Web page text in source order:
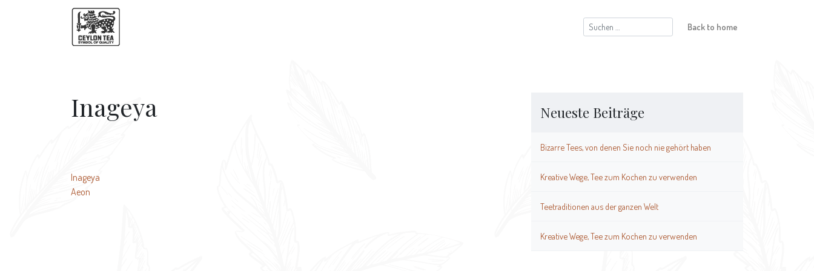
Suchen
nach:
Back to home
Neueste Beiträge
Bizarre Tees, von denen Sie noch nie gehört haben
Kreative Wege, Tee zum Kochen zu verwenden
Teetraditionen aus der ganzen Welt
Kreative Wege, Tee zum Kochen zu verwenden
Inageya
Beitragsnavigation
Inageya
Aeon